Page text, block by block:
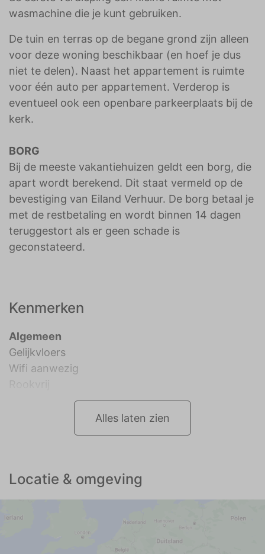
wasmachine die je kunt gebruiken.
De tuin en terras op de begane grond zijn alleen
voor deze woning beschikbaar (en hoef je dus
niet te delen). Naast het appartement is ruimte
voor één auto per appartement. Verderop is
eventueel ook een openbare parkeerplaats bij de
kerk.
BORG
Bij de meeste vakantiehuizen geldt een borg, die
apart wordt berekend. Dit staat vermeld op de
bevestiging van Eiland Verhuur. De borg betaal je
met de restbetaling en wordt binnen 14 dagen
teruggestort als er geen schade is
geconstateerd.
Kenmerken
Algemeen
Gelijkvloers
Wifi aanwezig
Alles laten zien
Locatie & omgeving